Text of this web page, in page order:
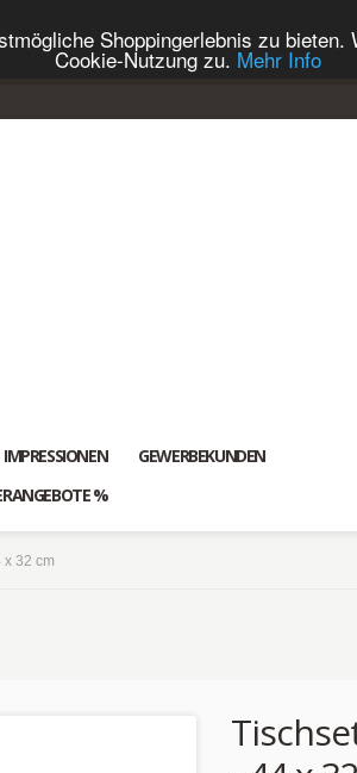
Shoppingerlebnis zu
Cookie-Nutzung zu. Mehr Info
IMPRESSIONEN
GEWERBEKUNDEN
%
x 32 cm